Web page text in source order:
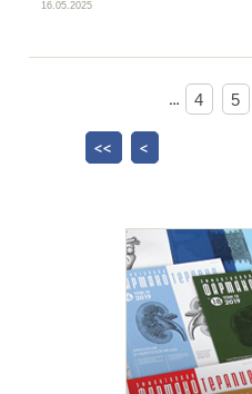
16.05.2025
<< <
… 4 5